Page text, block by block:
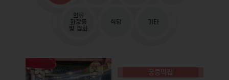
의류
화장품
및 잡화
식당 기타
궁중떡집